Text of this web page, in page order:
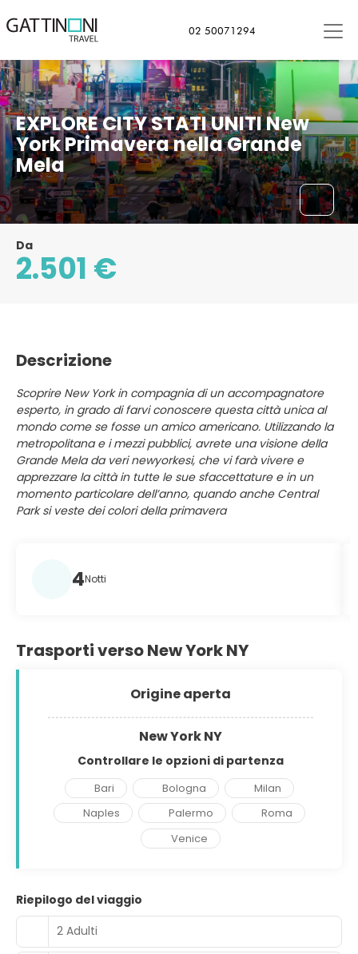
02 50071294
EXPLORE CITY STATI UNITI New
York Primavera nella Grande
Mela
Da
2.501 €
Descrizione
Scoprire New York in compagnia di un accompagnatore
esperto, in grado di farvi conoscere questa città unica al
mondo come se fosse un amico americano. Utilizzando la
metropolitana e i mezzi pubblici, avrete una visione della
Grande Mela da veri newyorkesi, che vi farà vivere e
apprezzare la città in tutte le sue sfaccettature e in un
momento particolare dell’anno, quando anche Central
Park si veste dei colori della primavera
4Notti
Trasporti verso New York NY
Origine aperta
New York NY
Controllare le opzioni di partenza
Bari Bologna
Milan
Naples
Palermo
Roma
Venice
Riepilogo del viaggio
2 Adulti